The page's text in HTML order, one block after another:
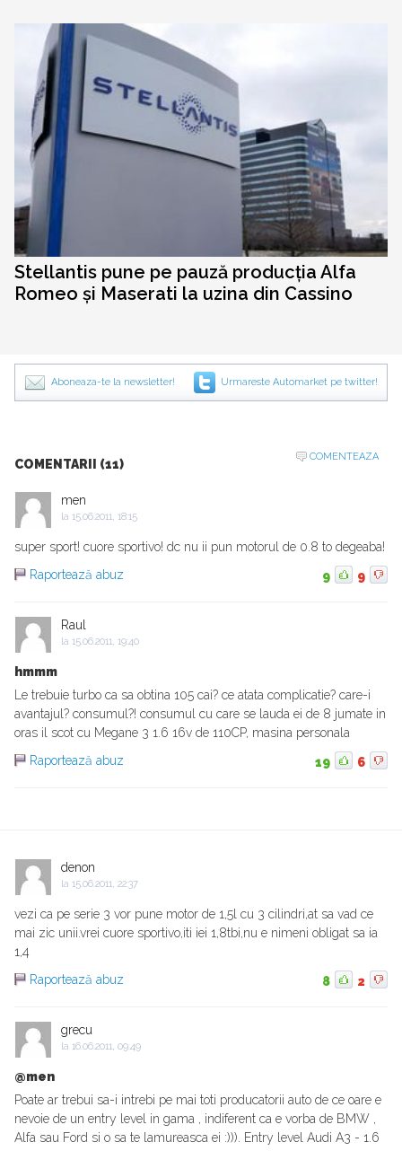
Stellantis pune pe pauză producția Alfa
Romeo și Maserati la uzina din Cassino
Aboneaza-te la newsletter! Urmareste Automarket pe twitter!
COMENTARII (11)
COMENTEAZA
men
la 15.06.2011, 18:15
super sport! cuore sportivo! dc nu ii pun motorul de 0.8 to degeaba!
Raportează abuz
9 9
Raul
la 15.06.2011, 19:40
hmmm
Le trebuie turbo ca sa obtina 105 cai? ce atata complicatie? care-i
avantajul? consumul?! consumul cu care se lauda ei de 8 jumate in
oras il scot cu Megane 3 1.6 16v de 110CP, masina personala
Raportează abuz
19 6
denon
la 15.06.2011, 22:37
vezi ca pe serie 3 vor pune motor de 1,5l cu 3 cilindri,at sa vad ce
mai zic unii.vrei cuore sportivo,iti iei 1,8tbi,nu e nimeni obligat sa ia
1,4
Raportează abuz
8 2
grecu
la 16.06.2011, 09:49
@men
Poate ar trebui sa-i intrebi pe mai toti producatorii auto de ce oare e
nevoie de un entry level in gama , indiferent ca e vorba de BMW ,
Alfa sau Ford si o sa te lamureasca ei :))). Entry level Audi A3 - 1.6